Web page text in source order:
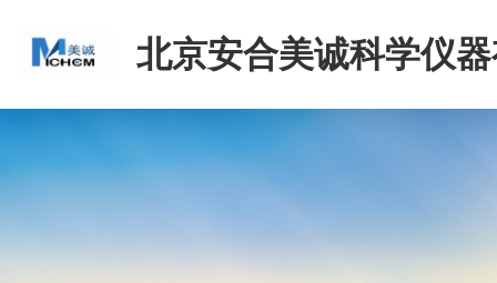
北京安合美诚科学仪
司